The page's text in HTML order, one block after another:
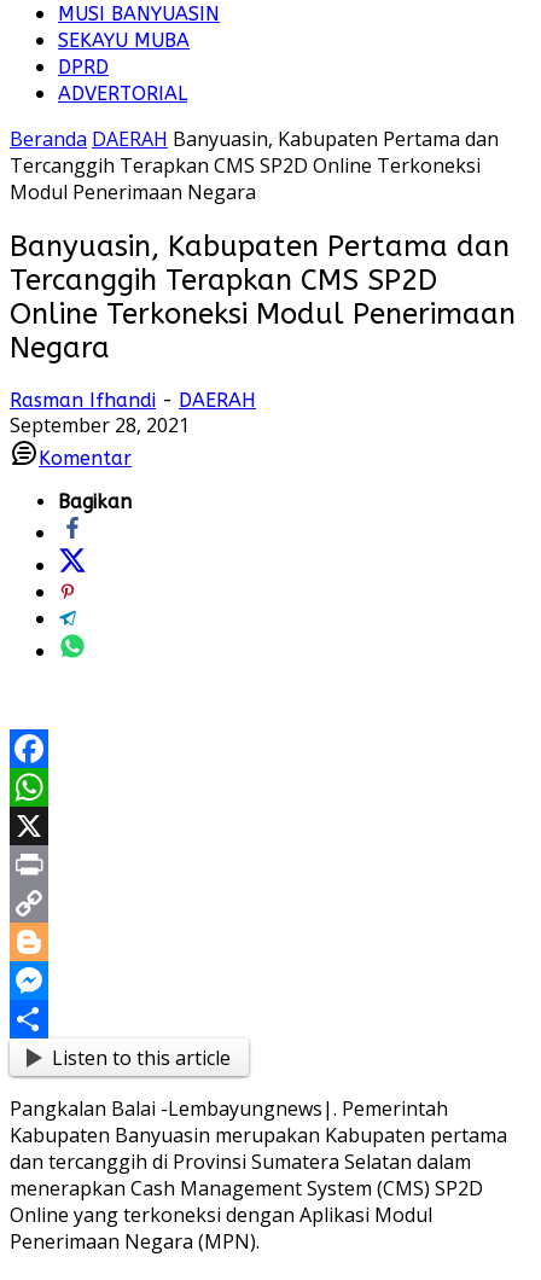
MUSI BANYUASIN
SEKAYU MUBA
DPRD
ADVERTORIAL
Beranda DAERAH Banyuasin, Kabupaten Pertama dan
Tercanggih Terapkan CMS SP2D Online Terkoneksi
Modul Penerimaan Negara
Banyuasin, Kabupaten Pertama dan
Tercanggih Terapkan CMS SP2D
Online Terkoneksi Modul Penerimaan
Negara
Rasman Ifhandi - DAERAH
September 28, 2021
Komentar
Bagikan
Facebook
WhatsApp
X
Print
Copy
Link
Blogger
Messenger
ShareListen to this article
Pangkalan Balai -Lembayungnews|. Pemerintah
Kabupaten Banyuasin merupakan Kabupaten pertama
dan tercanggih di Provinsi Sumatera Selatan dalam
menerapkan Cash Management System (CMS) SP2D
Online yang terkoneksi dengan Aplikasi Modul
Penerimaan Negara (MPN).